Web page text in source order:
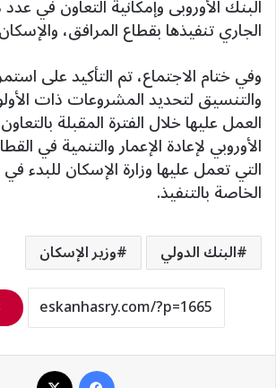
البنك الأوروبى وإمكانية التعاون في
الجاري تنفيذها بقطاع المرافق،
وفي ختام الاجتماع، تم التأكيد على
والتنسيق لتحديد المشروعات ذات
العمل عليها خلال الفترة المقبلة
الأوروبي لإعادة الإعمار والتنمية في
التي تعمل عليها وزارة الإسكان للبدء
الخاصة بالتنفيذ.
البنك الدولي وزير الإسكان